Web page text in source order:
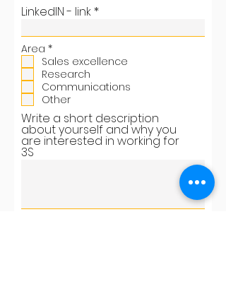
LinkedIN - link
Area *P
f
l
i
c
h
t
f
e
l
d
Sales excellence
Research
Communications
Other
Write a short description
about yourself and why you
are interested in working for
3S